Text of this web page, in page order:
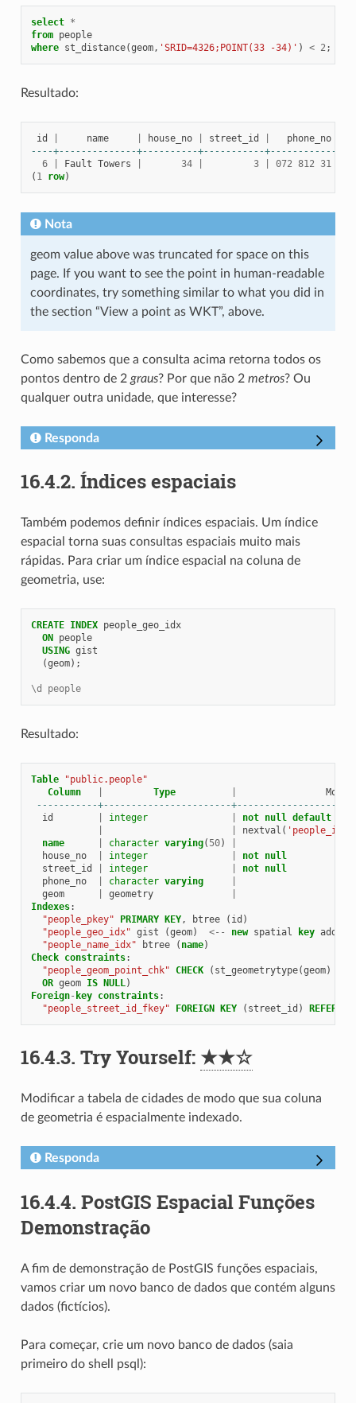
select *
from people
where st_distance(geom, 'SRID=4326;POINT(33 -34)' ) < 2;
Resultado:
id name house_no street_id phone_no
----+--------------+----------+-----------
6
Fault Towers 34 3 072 812 31
( 1 row)
Nota
geom value above was truncated for space on this
page. If you want to see the point in human-readable
coordinates, try something similar to what you did in
the section “View a point as WKT”, above.
Como sabemos que a consulta acima retorna todos os
pontos dentro de 2 graus? Por que não 2 metros? Ou
qualquer outra unidade, que interesse?
Responda
16.4.2. Índices espaciais
Também podemos definir índices espaciais. Um índice
espacial torna suas consultas espaciais muito mais
rápidas. Para criar um índice espacial na coluna de
geometria, use:
CREATE INDEX people_geo_idx
ON people
USING gist
(geom);
\d people
Resultado:
Table
"public.people"
Column
Type
-----------+-----------------------
id
integer not null default
nextval (
name
character varying( 50)
house_no
integer not null
street_id
integer not null
phone_no
character varying
geom
geometry
Indexes:
"people_pkey"
PRIMARY KEY, btree ( id )
"people_geo_idx" gist (geom) <-- new spatial key added
"people_name_idx"
btree ( name)
Check constraints:
"people_geom_point_chk" CHECK ( st_geometrytype(geom)
OR geom IS NULL)
Foreign- key constraints:
"people_street_id_fkey"
FOREIGN KEY ( street_id )
16.4.3. Try Yourself: ★★☆
Modificar a tabela de cidades de modo que sua coluna
de geometria é espacialmente indexado.
Responda
16.4.4. PostGIS Espacial Funções
Demonstração
A fim de demonstração de PostGIS funções espaciais,
vamos criar um novo banco de dados que contém alguns
dados (fictícios).
Para começar, crie um novo banco de dados (saia
primeiro do shell psql):